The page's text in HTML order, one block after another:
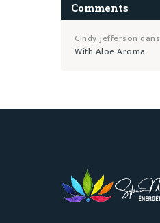
Comments
Cindy Jefferson dans
With Aloe Aroma